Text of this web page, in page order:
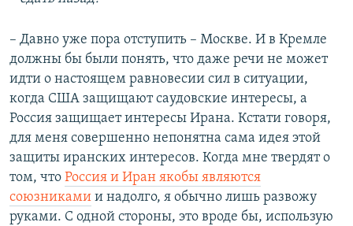
– Давно уже пора отступить – Москве. И в Кремле
должны бы были понять, что даже речи не может
идти о настоящем равновесии сил в ситуации,
когда США защищают саудовские интересы, а
Россия защищает интересы Ирана. Кстати говоря,
для меня совершенно непонятна сама идея этой
защиты иранских интересов. Когда мне твердят о
том, что Россия и Иран якобы являются
союзниками и надолго, я обычно лишь развожу
руками. С одной стороны, это вроде бы, использую